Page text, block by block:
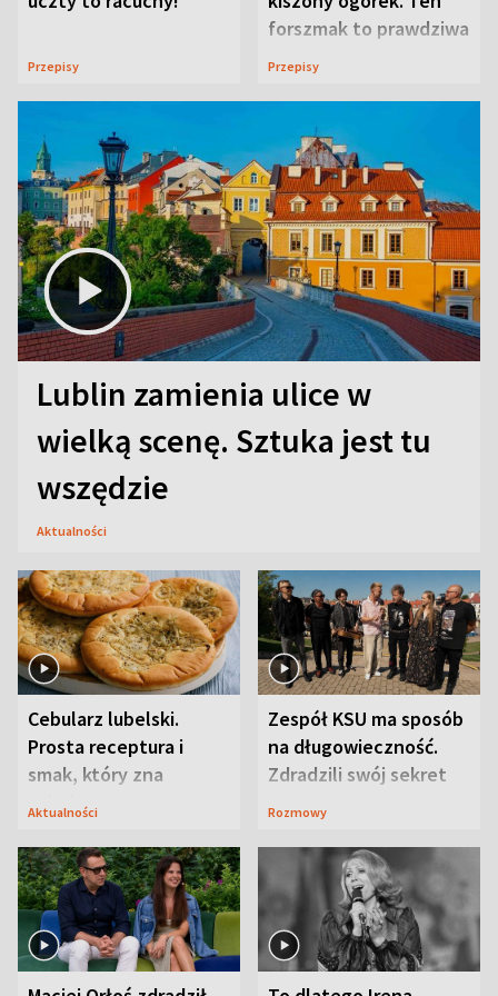
Przepisy
forszmak to prawdziwa
uczta
Przepisy
Lublin zamienia ulice w
wielką scenę. Sztuka jest tu
wszędzie
Aktualności
Cebularz lubelski.
Prosta receptura i
smak, który zna
Lubelszczyzna
Aktualności
Zespół KSU ma sposób
na długowieczność.
Zdradzili swój sekret
Rozmowy